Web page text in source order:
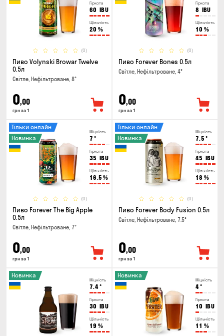
Гіркота
60 IBU
Щільність
20 %
(0)
Пиво Volynski Browar Twelve
0.5л
Світле, Нефільтроване, 8°
0,00
грн за 1
Гіркота
8 IBU
Щільність
10 %
(0)
Пиво Forever Bones 0.5л
Світле, Нефільтроване, 4°
0,00
грн за 1
Міцність
7 °
Гіркота
35 IBU
Щільність
16.5 %
(0)
Тільки онлайн
Новинка
Пиво Forever The Big Apple
0.5л
Світле, Нефільтроване, 7°
0,00
грн за 1
Міцність
7.5 °
Гіркота
45 IBU
Щільність
18 %
(0)
Тільки онлайн
Новинка
Пиво Forever Body Fusion 0.5л
Світле, Нефільтроване, 7.5°
0,00
грн за 1
Міцність
7.4°
Гіркота
30 IBU
Щільність
19 %
Новинка
Міцність
4°
Гіркота
10 IBU
Щільність
11 %
Новинка